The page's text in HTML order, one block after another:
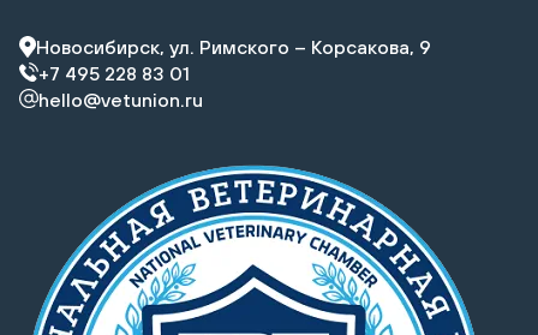
Новосибирск, ул. Римского – Корсакова, 9
+7 495 228 83 01
hello@vetunion.ru